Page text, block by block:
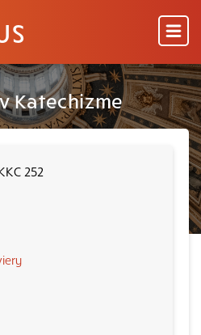
Katechizme
252